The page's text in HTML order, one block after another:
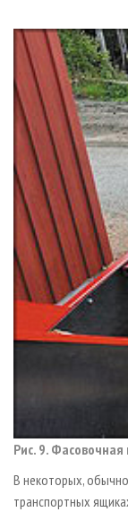
Рис. 9.
В некоторых,
транспортных